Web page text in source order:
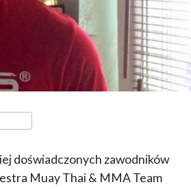
doświadczonych zawodników
Muay Thai & MMA Team